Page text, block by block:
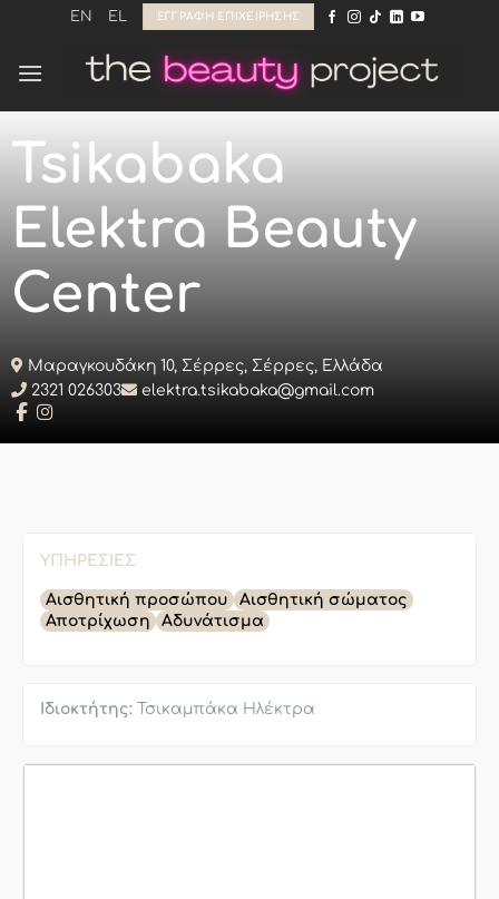
Μετάβαση
περιεχόμενο
EN EL ΕΓΓΡΑΦΉ ΕΠΙΧΕΊΡΗΣΗΣ
Tsikabaka
Elektra Beauty
Center
Μαραγκουδάκη 10, Σέρρες, Σέρρες, Ελλάδα
2321 026303
elektra.tsikabaka@gmail.com
ΥΠΗΡΕΣΊΕΣ
Αισθητική προσώπου
Αισθητική σώματος
Αποτρίχωση
Αδυνάτισμα
Ιδιοκτήτης: Τσικαμπάκα Ηλέκτρα